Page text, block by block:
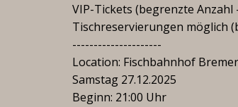
VIP-Tickets (begrenzte
Tischreservierungen möglich
---------------------
Location: Fischbahnhof
Samstag 27.12.2025
Beginn: 21:00 Uhr